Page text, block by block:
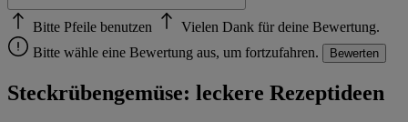
Bitte Pfeile benutzen
Vielen Dank für deine Bewertung.
Bitte wähle eine Bewertung aus, um fortzufahren.
Bewerten
Steckrübengemüse: leckere Rezeptideen